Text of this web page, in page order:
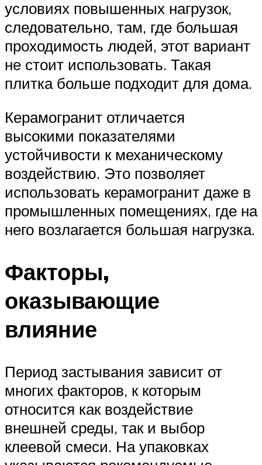
условиях повышенных нагрузок,
следовательно, там, где большая
проходимость людей, этот вариант
не стоит использовать. Такая
плитка больше подходит для дома.
Керамогранит отличается
высокими показателями
устойчивости к механическому
воздействию. Это позволяет
использовать керамогранит даже в
промышленных помещениях, где на
него возлагается большая нагрузка.
Факторы,
оказывающие
влияние
Период застывания зависит от
многих факторов, к которым
относится как воздействие
внешней среды, так и выбор
клеевой смеси. На упаковках